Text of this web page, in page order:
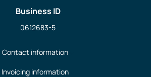
Business ID
0612683-5
Contact information
Invoicing information